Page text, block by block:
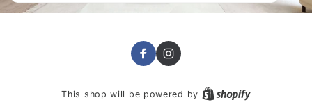
FacebookInstagram
This shop will be powered by